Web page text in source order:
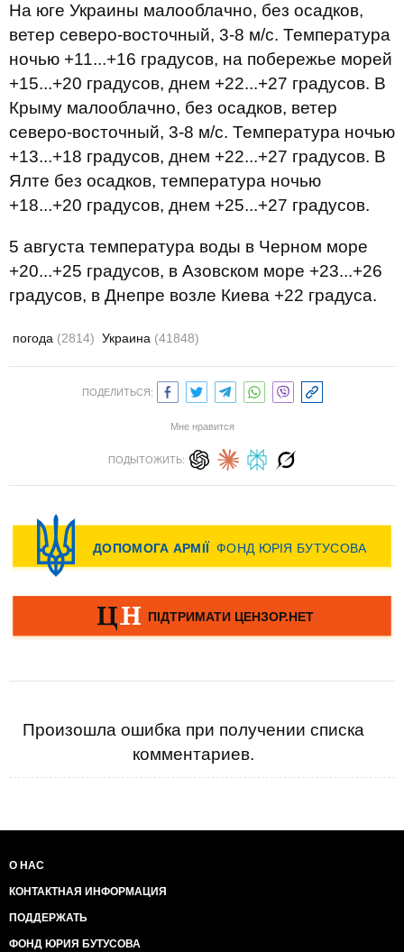
На юге Украины малооблачно, без осадков,
ветер северо-восточный, 3-8 м/с. Температура
ночью +11...+16 градусов, на побережье морей
+15...+20 градусов, днем +22...+27 градусов. В
Крыму малооблачно, без осадков, ветер
северо-восточный, 3-8 м/с. Температура ночью
+13...+18 градусов, днем +22...+27 градусов. В
Ялте без осадков, температура ночью
+18...+20 градусов, днем +25...+27 градусов.
5 августа температура воды в Черном море
+20...+25 градусов, в Азовском море +23...+26
градусов, в Днепре возле Киева +22 градуса.
погода (2814) Украина (41848)
ПОДЕЛИТЬСЯ:
Мне нравится
ПОДЫТОЖИТЬ:
Произошла ошибка при получении списка
комментариев.
О НАС
КОНТАКТНАЯ ИНФОРМАЦИЯ
ПОДДЕРЖАТЬ
ФОНД ЮРИЯ БУТУСОВА